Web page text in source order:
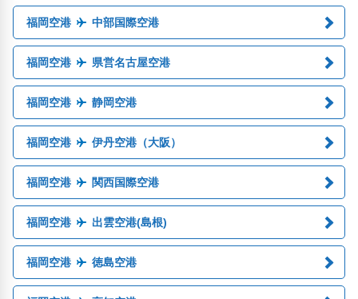
福岡空港 中部国際空港
福岡空港 県営名古屋空港
福岡空港 静岡空港
福岡空港 伊丹空港（大阪）
福岡空港 関西国際空港
福岡空港 出雲空港(島根)
福岡空港 徳島空港